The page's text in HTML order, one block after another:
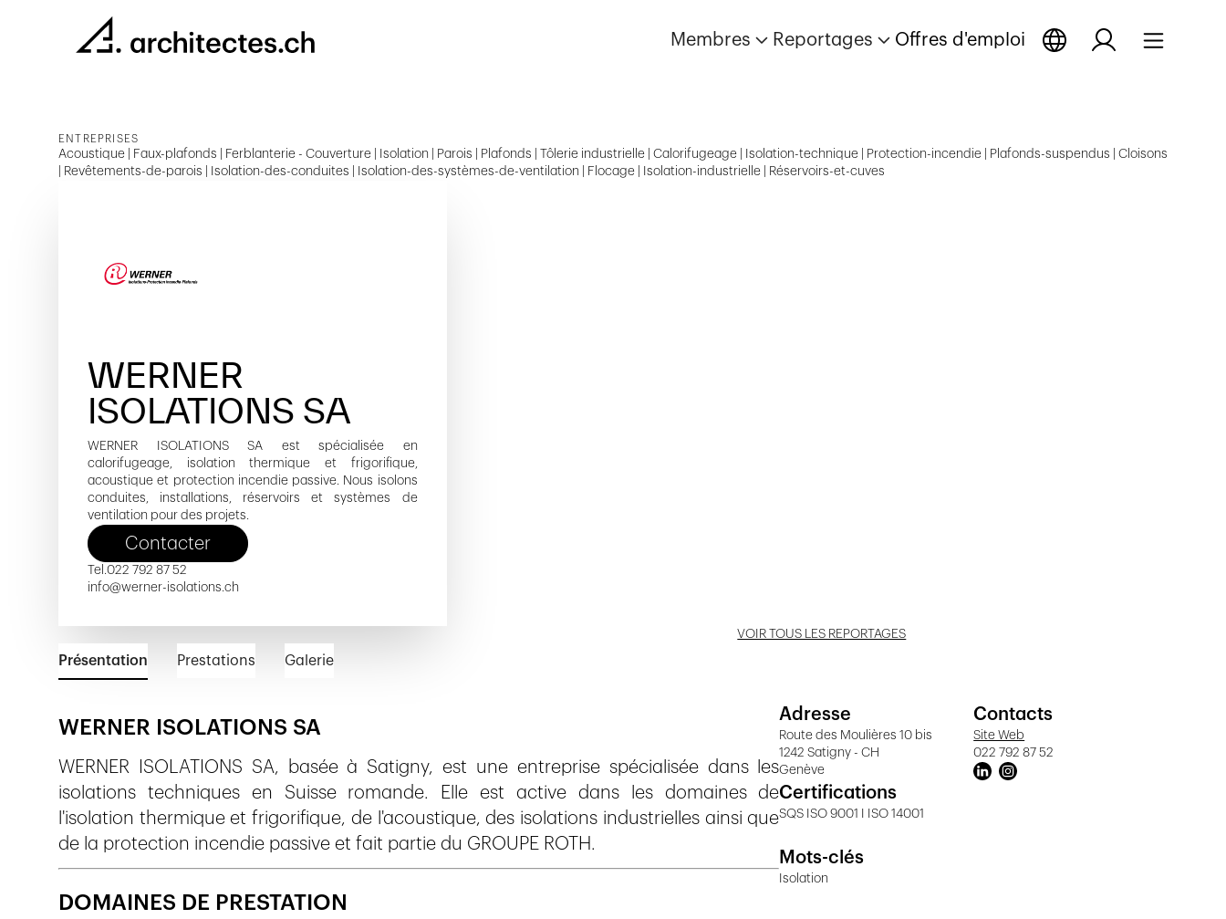
Membres Reportages Offres d'emploi
ENTREPRISES
Acoustique | Faux-plafonds | Ferblanterie - Couverture | Isolation | Parois | Plafonds | Tôlerie industrielle | Calorifugeage | Isolation-technique | Protection-incendie | Plafonds-suspendus | Cloisons
| Revêtements-de-parois | Isolation-des-conduites | Isolation-des-systèmes-de-ventilation | Flocage | Isolation-industrielle | Réservoirs-et-cuves
WERNER
ISOLATIONS SA
WERNER ISOLATIONS SA est spécialisée en
calorifugeage, isolation thermique et frigorifique,
acoustique et protection incendie passive. Nous isolons
conduites, installations, réservoirs et systèmes de
ventilation pour des projets.
Contacter
Tel.022 792 87 52
info@werner-isolations.ch
VOIR TOUS LES REPORTAGES
Présentation Prestations Galerie
WERNER ISOLATIONS SA
WERNER ISOLATIONS SA, basée à Satigny, est une entreprise spécialisée dans les
isolations techniques en Suisse romande. Elle est active dans les domaines de
l'isolation thermique et frigorifique, de l'acoustique, des isolations industrielles ainsi que
de la protection incendie passive et fait partie du GROUPE ROTH.
DOMAINES DE PRESTATION
Adresse
Route des Moulières 10 bis
1242 Satigny - CH
Genève
Contacts
Site Web
022 792 87 52
Certifications
SQS ISO 9001 I ISO 14001
Mots-clés
Isolation